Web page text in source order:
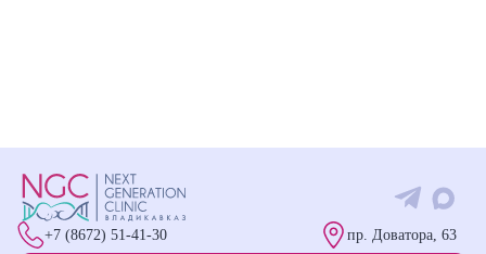
+7 (8672) 51-41-30 пр. Доватора, 63